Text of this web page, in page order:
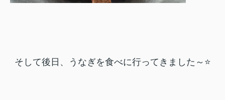
そして後日、うなぎを食べに行ってきました～⭐